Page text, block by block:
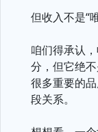
但收入不是“
咱们得承认
分，但它绝
很多重要的
段关系。